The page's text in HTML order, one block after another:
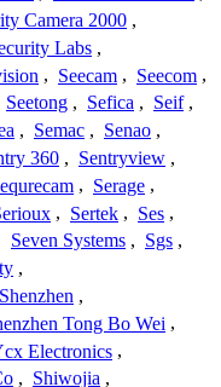
Camera 2000 ,
Labs ,
, Seecam , Seecom ,
Seetong , Sefica , Seif ,
, Semac , Senao ,
360 , Sentryview ,
, Serage ,
, Sertek , Ses ,
Seven Systems , Sgs ,
,
Shenzhen ,
Tong Bo Wei ,
Electronics ,
, Shiwojia ,